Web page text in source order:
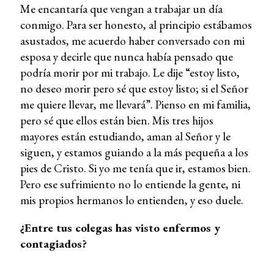
Me encantaría que vengan a trabajar un día
conmigo. Para ser honesto, al principio estábamos
asustados, me acuerdo haber conversado con mi
esposa y decirle que nunca había pensado que
podría morir por mi trabajo. Le dije “estoy listo,
no deseo morir pero sé que estoy listo; si el Señor
me quiere llevar, me llevará”. Pienso en mi familia,
pero sé que ellos están bien. Mis tres hijos
mayores están estudiando, aman al Señor y le
siguen, y estamos guiando a la más pequeña a los
pies de Cristo. Si yo me tenía que ir, estamos bien.
Pero ese sufrimiento no lo entiende la gente, ni
mis propios hermanos lo entienden, y eso duele.
¿Entre tus colegas has visto enfermos y
contagiados?